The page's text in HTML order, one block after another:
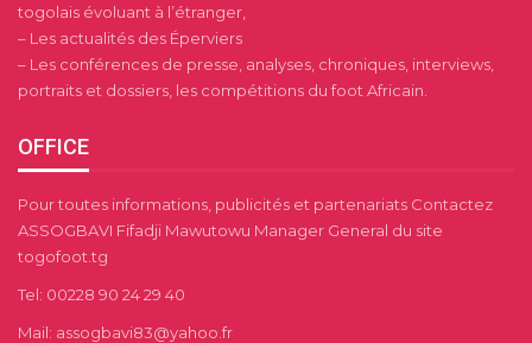
togolais évoluant à l’étranger,
– Les actualités des Éperviers
– Les conférences de presse, analyses, chroniques, interviews,
portraits et dossiers, les compétitions du foot Africain.
OFFICE
Pour toutes informations, publicités et partenariats Contactez
ASSOGBAVI Fifadji Mawutowu Manager General du site
togofoot.tg
Tel: 00228 90 24 29 40
Mail: assogbavi83@yahoo.fr